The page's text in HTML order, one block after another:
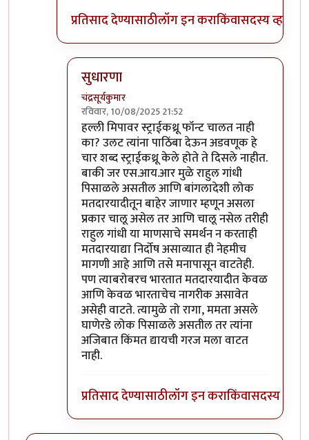
प्रतिसाद देण्यासाठीलॉग इन कराकिंवासदस्य व्हा
सुधारणा
चंद्रसूर्यकुमार
रविवार, 10/08/2025 21:52
In reply toसुधारणाbyचंद्रसूर्यकुमार
हल्ली मिपावर स्ट्राईकथ्रू फॉन्ट चालत नाही
का? उलट त्यांना पाठिंबा देऊन अडवणूक हे
चार शब्द स्ट्राईकथ्रू केले होते ते दिसले नाहीत.
बाकी जर एस.आय.आर मुळे राहुल गांधी
पिसाळले असतील आणि बांगलादेशी लोक
मतदारयादीतून बाहेर जाणार म्हणून असला
प्रकार चालू असेल तर आणि चालू नसेल तरीही
राहुल गांधी या माणसाचे समर्थन न करताही
मतदारयाद्या निर्दोष असाव्यात ही नेहमीच
मागणी आहे आणि तसे मनापासून वाटतेही.
पण त्याबरोबरच भारतात मतदारयादीत केवळ
आणि केवळ भारताचेच नागरीक असावेत
असेही वाटते. त्यामुळे तो रागा, ममता असले
घाणेरडे लोक पिसाळले असतील तर त्यांना
अजिबात किंमत द्यायची गरज मला वाटत
नाही.
प्रतिसाद देण्यासाठीलॉग इन कराकिंवासदस्य व्हा